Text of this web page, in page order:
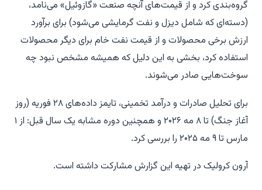
گروه‌بندی کرد و از قیمت‌های آنچه صنعت «گازوئیل» می‌نامد،
(دسته‌ای که شامل دیزل و نفت گرمایشی می‌شود) برای برآورد
ارزش برخی محصولات و از قیمت نفت خام برای دیگر محصولات
استفاده کرد، بخشی به این دلیل که همیشه مشخص نبود چه
سوخت‌هایی صادر می‌شوند.
برای تحلیل صادرات و درآمد تخمینی، تایمز داده‌های ۲۸ فوریه (روز
آغاز جنگ) تا ۸ مه ۲۰۲۶ و همچنین دوره مشابه یک سال قبل: از ۱
مارس تا ۹ مه ۲۰۲۵ را بررسی کرد.
آرون کرولیک در تهیه این گزارش مشارکت داشته است.